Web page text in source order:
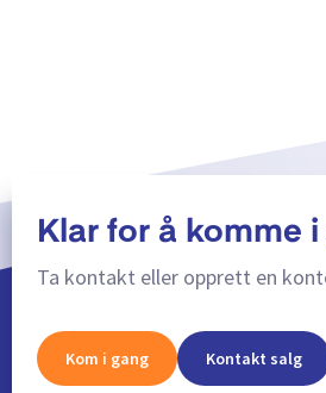
Klar for å komme i
Ta kontakt eller opprett en
Kom i gang Kontakt salg